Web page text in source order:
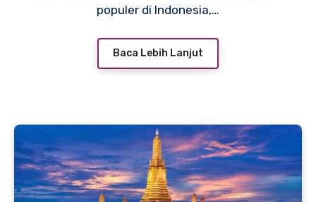
populer di Indonesia,…
Baca Lebih Lanjut